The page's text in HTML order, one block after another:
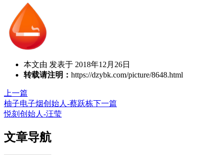
本文由 发表于 2018年12月26日
转载请注明： https://dzybk.com/picture/8648.html
上一篇
柚子电子烟创始人-蔡跃栋 下一篇
悦刻创始人-汪莹
文章导航